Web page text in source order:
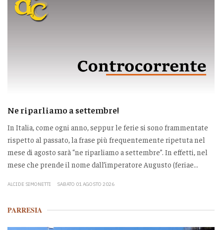
Ne riparliamo a settembre!
In Italia, come ogni anno, seppur le ferie si sono frammentate
rispetto al passato, la frase più frequentemente ripetuta nel
mese di agosto sarà “ne riparliamo a settembre”. In effetti, nel
mese che prende il nome dall’imperatore Augusto (feriae...
ALCIDE SIMONETTI SABATO 01 AGOSTO 2026
PARRESIA